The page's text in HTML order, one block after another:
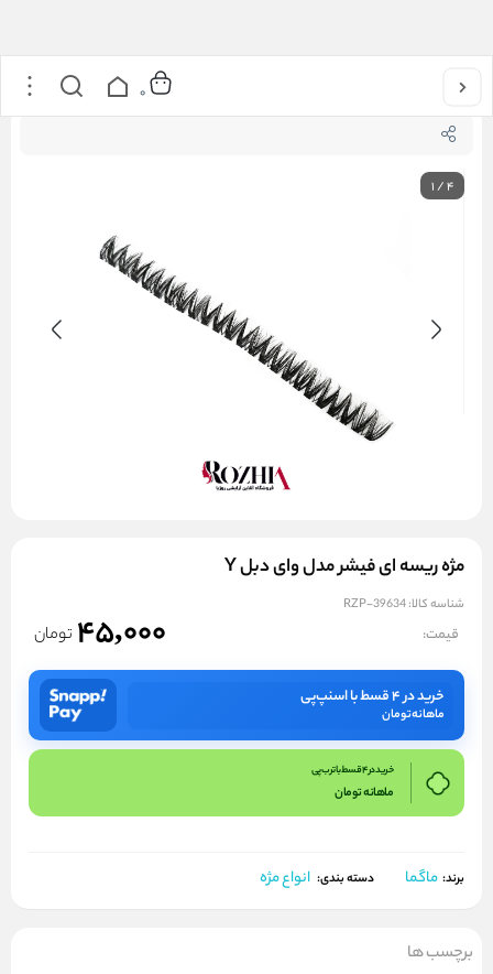
خانه مژه ریسه ای فیشر مدل وای دبل Y
0
1/4
مژه ریسه ای فیشر مدل وای دبل Y
شناسه کالا:RZP-39634
قیمت: 45,000 تومان
خرید در ۴ قسط با اسنپ‌پی
ماهانهتومان
خرید در 4 قسط با ترب پی
ماهانهتومان
برند: ماگما دسته بندی: انواع مژه
برچسب ها